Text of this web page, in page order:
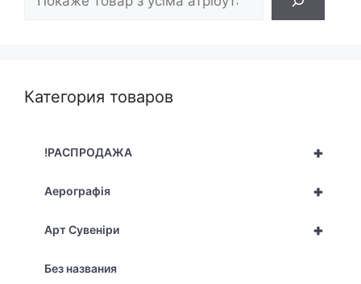
Категория товаров
+
!РАСПРОДАЖА
+
Аерографія
+
Арт Сувеніри
Без названия